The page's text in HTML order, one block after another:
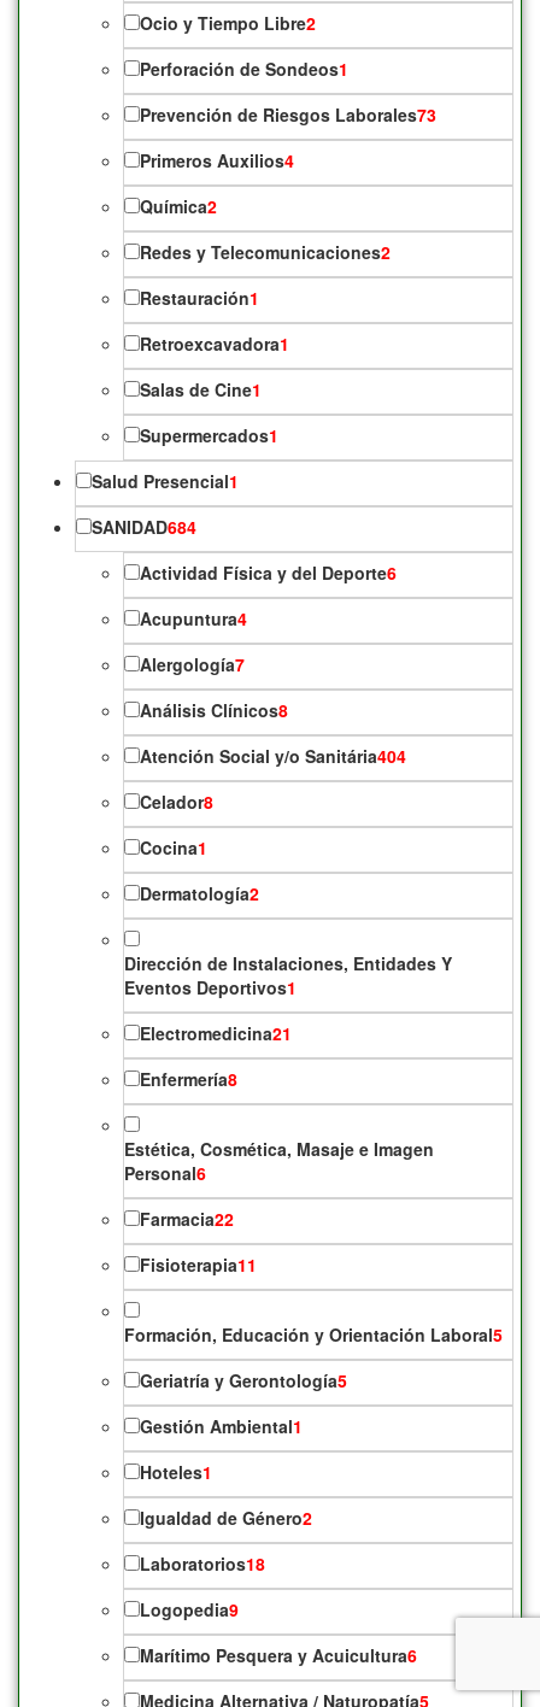
Ocio y Tiempo Libre2
Perforación de Sondeos1
Prevención de Riesgos Laborales73
Primeros Auxilios4
Química2
Redes y Telecomunicaciones2
Restauración1
Retroexcavadora1
Salas de Cine1
Supermercados1
Salud Presencial1
SANIDAD684
Actividad Física y del Deporte6
Acupuntura4
Alergología7
Análisis Clínicos8
Atención Social y/o Sanitária404
Celador8
Cocina1
Dermatología2
Dirección de Instalaciones, Entidades Y
Eventos Deportivos1
Electromedicina21
Enfermería8
Estética, Cosmética, Masaje e Imagen
Personal6
Farmacia22
Fisioterapia11
Formación, Educación y Orientación Laboral5
Geriatría y Gerontología5
Gestión Ambiental1
Hoteles1
Igualdad de Género2
Laboratorios18
Logopedia9
Marítimo Pesquera y Acuicultura6
Medicina Alternativa / Naturopatía5